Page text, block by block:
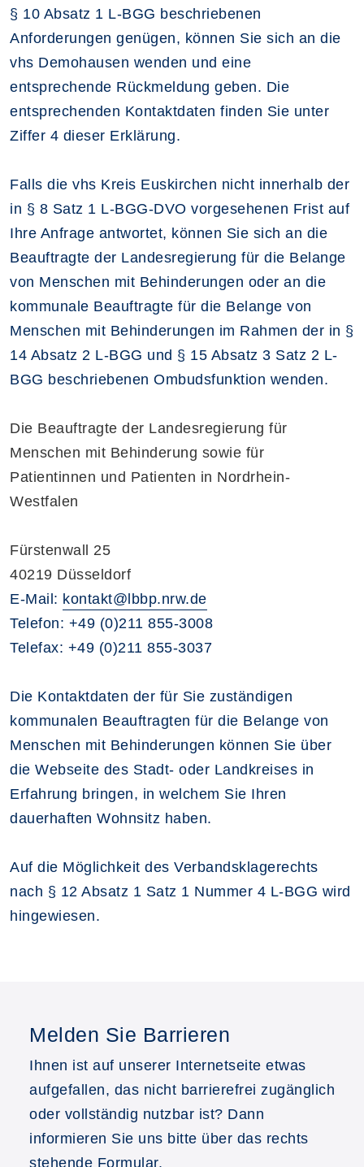
§ 10 Absatz 1 L-BGG beschriebenen
Anforderungen genügen, können Sie sich an die
vhs Demohausen wenden und eine
entsprechende Rückmeldung geben. Die
entsprechenden Kontaktdaten finden Sie unter
Ziffer 4 dieser Erklärung.
Falls die vhs Kreis Euskirchen nicht innerhalb der
in § 8 Satz 1 L-BGG-DVO vorgesehenen Frist auf
Ihre Anfrage antwortet, können Sie sich an die
Beauftragte der Landesregierung für die Belange
von Menschen mit Behinderungen oder an die
kommunale Beauftragte für die Belange von
Menschen mit Behinderungen im Rahmen der in §
14 Absatz 2 L-BGG und § 15 Absatz 3 Satz 2 L-
BGG beschriebenen Ombudsfunktion wenden.
Die Beauftragte der Landesregierung für
Menschen mit Behinderung sowie für
Patientinnen und Patienten in Nordrhein-
Westfalen
Fürstenwall 25
40219 Düsseldorf
E-Mail: kontakt@lbbp.nrw.de
Telefon: +49 (0)211 855-3008
Telefax: +49 (0)211 855-3037
Die Kontaktdaten der für Sie zuständigen
kommunalen Beauftragten für die Belange von
Menschen mit Behinderungen können Sie über
die Webseite des Stadt- oder Landkreises in
Erfahrung bringen, in welchem Sie Ihren
dauerhaften Wohnsitz haben.
Auf die Möglichkeit des Verbandsklagerechts
nach § 12 Absatz 1 Satz 1 Nummer 4 L-BGG wird
hingewiesen.
Melden Sie Barrieren
Ihnen ist auf unserer Internetseite etwas
aufgefallen, das nicht barrierefrei zugänglich
oder vollständig nutzbar ist? Dann
informieren Sie uns bitte über das rechts
stehende Formular.